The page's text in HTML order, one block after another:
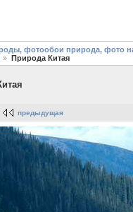
фотообои природа, фото
Природа Китая
предыдущая